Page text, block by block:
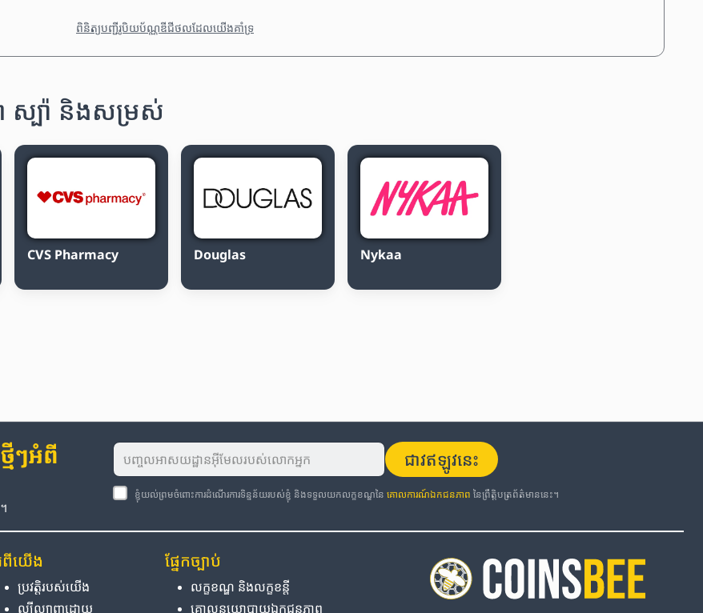
ពិនិត្យបញ្ជីរូបិយប័ណ្ណឌីជីថលដែលយើងគាំទ្រ
ប៉ា និងសម្រស់
CVS Pharmacy Douglas Nykaa
ៗអំពី
ជាវឥឡូវនេះ
ខ្ញុំយល់ព្រមចំពោះការដំណើរការទិន្នន័យរបស់ខ្ញុំ និងទទួលយកលក្ខខណ្ឌនៃ គោលការណ៍ឯកជនភាព នៃព្រឹត្តិបត្រព័ត៌មាននេះ។
យើង
ប្រវត្តិ​របស់​យើង
ល្បីល្បាញ​ដោយ
ផ្នែក​ច្បាប់
លក្ខខណ្ឌ និង​លក្ខខន្តី
គោលនយោបាយ​ឯកជនភាព